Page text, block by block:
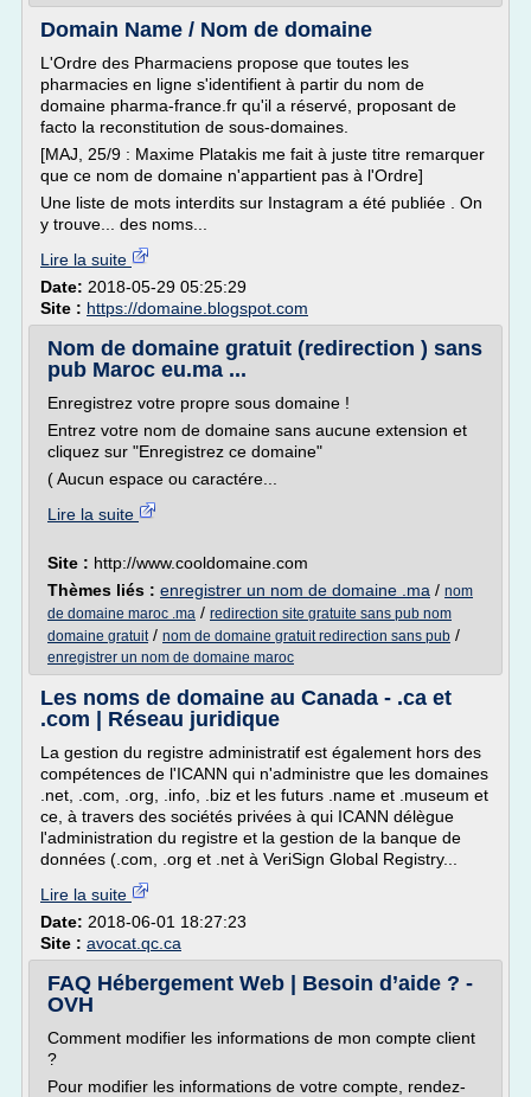
Domain Name / Nom de domaine
L'Ordre des Pharmaciens propose que toutes les
pharmacies en ligne s'identifient à partir du nom de
domaine pharma-france.fr qu'il a réservé, proposant de
facto la reconstitution de sous-domaines.
[MAJ, 25/9 : Maxime Platakis me fait à juste titre remarquer
que ce nom de domaine n'appartient pas à l'Ordre]
Une liste de mots interdits sur Instagram a été publiée . On
y trouve... des noms...
Lire la suite
Date: 2018-05-29 05:25:29
Site : https://domaine.blogspot.com
Nom de domaine gratuit (redirection ) sans
pub Maroc eu.ma ...
Enregistrez votre propre sous domaine !
Entrez votre nom de domaine sans aucune extension et
cliquez sur "Enregistrez ce domaine"
( Aucun espace ou caractére...
Lire la suite
Site : http://www.cooldomaine.com
Thèmes liés : enregistrer un nom de domaine .ma / nom
de domaine maroc .ma / redirection site gratuite sans pub nom
domaine gratuit/ nom de domaine gratuit redirection sans pub /
enregistrer un nom de domaine maroc
Les noms de domaine au Canada - .ca et
.com | Réseau juridique
La gestion du registre administratif est également hors des
compétences de l'ICANN qui n'administre que les domaines
.net, .com, .org, .info, .biz et les futurs .name et .museum et
ce, à travers des sociétés privées à qui ICANN délègue
l'administration du registre et la gestion de la banque de
données (.com, .org et .net à VeriSign Global Registry...
Lire la suite
Date: 2018-06-01 18:27:23
Site : avocat.qc.ca
FAQ Hébergement Web | Besoin d’aide ? -
OVH
Comment modifier les informations de mon compte client
?
Pour modifier les informations de votre compte, rendez-